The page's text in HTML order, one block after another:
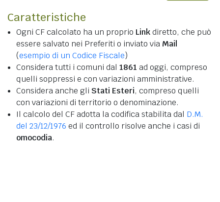
Caratteristiche
Ogni CF calcolato ha un proprio Linkdiretto, che può
essere salvato nei Preferiti o inviato via Mail
(esempio di un Codice Fiscale)
Considera tutti i comuni dal 1861 ad oggi, compreso
quelli soppressi e con variazioni amministrative.
Considera anche gli Stati Esteri, compreso quelli
con variazioni di territorio o denominazione.
Il calcolo del CF adotta la codifica stabilita dal D.M.
del 23/12/1976 ed il controllo risolve anche i casi di
omocodia.